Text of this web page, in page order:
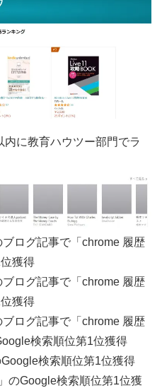
内に教育ハウツー部門でラ
ログ記事で「chrome 履歴
獲得
ログ記事で「chrome 履歴
獲得
ログ記事で「chrome 履歴
検索順位第1位獲得
検索順位第1位獲得
のGoogle検索順位第1位獲